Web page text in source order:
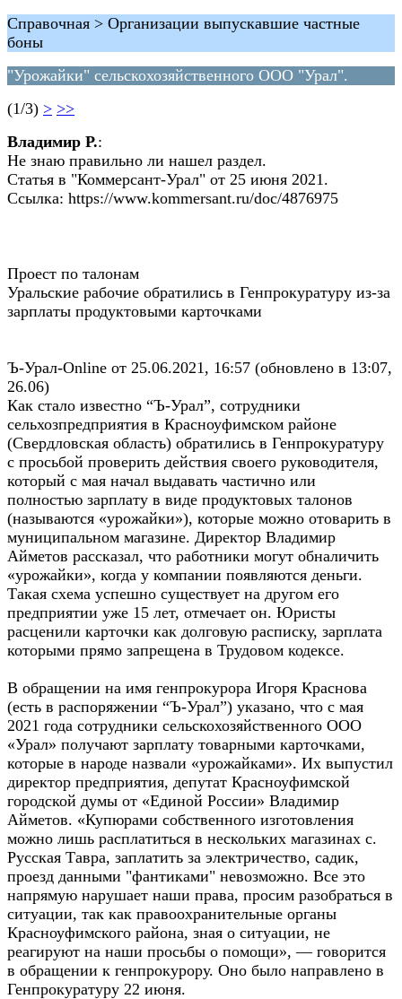
Справочная > Организации выпускавшие частные
боны
"Урожайки" сельскохозяйственного ООО "Урал".
(1/3) > >>
Владимир Р.:
Не знаю правильно ли нашел раздел.
Статья в "Коммерсант-Урал" от 25 июня 2021.
Ссылка: https://www.kommersant.ru/doc/4876975
Проест по талонам
Уральские рабочие обратились в Генпрокуратуру из-за
зарплаты продуктовыми карточками
Ъ-Урал-Online от 25.06.2021, 16:57 (обновлено в 13:07,
26.06)
Как стало известно “Ъ-Урал”, сотрудники
сельхозпредприятия в Красноуфимском районе
(Свердловская область) обратились в Генпрокуратуру
с просьбой проверить действия своего руководителя,
который с мая начал выдавать частично или
полностью зарплату в виде продуктовых талонов
(называются «урожайки»), которые можно отоварить в
муниципальном магазине. Директор Владимир
Айметов рассказал, что работники могут обналичить
«урожайки», когда у компании появляются деньги.
Такая схема успешно существует на другом его
предприятии уже 15 лет, отмечает он. Юристы
расценили карточки как долговую расписку, зарплата
которыми прямо запрещена в Трудовом кодексе.
В обращении на имя генпрокурора Игоря Краснова
(есть в распоряжении “Ъ-Урал”) указано, что с мая
2021 года сотрудники сельскохозяйственного ООО
«Урал» получают зарплату товарными карточками,
которые в народе назвали «урожайками». Их выпустил
директор предприятия, депутат Красноуфимской
городской думы от «Единой России» Владимир
Айметов. «Купюрами собственного изготовления
можно лишь расплатиться в нескольких магазинах с.
Русская Тавра, заплатить за электричество, садик,
проезд данными "фантиками" невозможно. Все это
напрямую нарушает наши права, просим разобраться в
ситуации, так как правоохранительные органы
Красноуфимского района, зная о ситуации, не
реагируют на наши просьбы о помощи», — говорится
в обращении к генпрокурору. Оно было направлено в
Генпрокуратуру 22 июня.